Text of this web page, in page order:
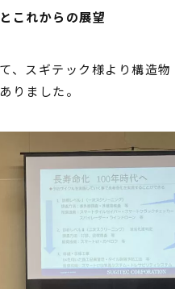
これからの展望
、スギテック様より構造物
りました。